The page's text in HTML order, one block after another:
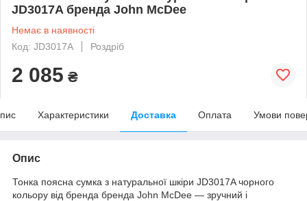
JD3017A бренда John McDee
Немає в наявності
Код: JD3017A
Роздріб
2 085 ₴
Характеристики Доставка Оплата Умови
Опис
Тонка поясна сумка з натуральної шкіри JD3017A чорного
кольору від бренда бренда John McDee — зручний і